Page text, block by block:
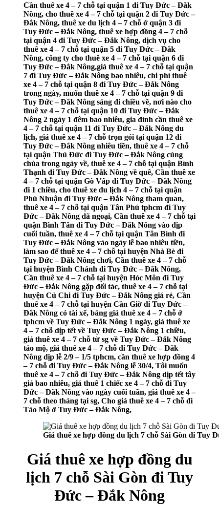
Cần thuê xe 4 – 7 chỗ tại quận 1 đi Tuy Đức – Đắk
Nông, cho thuê xe 4 – 7 chỗ tại quận 2 đi Tuy Đức –
Đắk Nông, thuê xe du lịch 4 – 7 chỗ ở quận 3 đi
Tuy Đức – Đắk Nông, thuê xe hợp đồng 4 – 7 chỗ
tại quận 4 đi Tuy Đức – Đắk Nông, dịch vụ cho
thuê xe 4 – 7 chỗ tại quận 5 đi Tuy Đức – Đắk
Nông, công ty cho thuê xe 4 – 7 chỗ tại quận 6 đi
Tuy Đức – Đắk Nông,giá thuê xe 4 – 7 chỗ tại quận
7 đi Tuy Đức – Đắk Nông bao nhiêu, chi phí thuê
xe 4 – 7 chỗ tại quận 8 đi Tuy Đức – Đắk Nông
trong ngày, muốn thuê xe 4 – 7 chỗ tại quận 9 đi
Tuy Đức – Đắk Nông sáng đi chiều về, nơi nào cho
thuê xe 4 – 7 chỗ tại quận 10 đi Tuy Đức – Đắk
Nông 2 ngày 1 đêm bao nhiêu, gia đình cần thuê xe
4 – 7 chỗ tại quận 11 đi Tuy Đức – Đắk Nông du
lịch, giá thuê xe 4 – 7 chỗ trọn gói tại quận 12 đi
Tuy Đức – Đắk Nông nhiêu tiền, thuê xe 4 – 7 chỗ
tại quận Thủ Đức đi Tuy Đức – Đắk Nông cúng
chùa trong ngày về, thuê xe 4 – 7 chỗ tại quận Bình
Thạnh đi Tuy Đức – Đắk Nông về quê, Cần thuê xe
4 – 7 chỗ tại quận Gò Vấp đi Tuy Đức – Đắk Nông
đi 1 chiều, cho thuê xe du lịch 4 – 7 chỗ tại quận
Phú Nhuận đi Tuy Đức – Đắk Nông tham quan,
thuê xe 4 – 7 chỗ tại quận Tân Phú tphcm đi Tuy
Đức – Đắk Nông dã ngoại, Cần thuê xe 4 – 7 chỗ tại
quận Bình Tân đi Tuy Đức – Đắk Nông vào dịp
cuối tuần, thuê xe 4 – 7 chỗ tại quận Tân Bình đi
Tuy Đức – Đắk Nông vào ngày lễ bao nhiêu tiền,
làm sao để thuê xe 4 – 7 chỗ tại huyện Nhà Bè đi
Tuy Đức – Đắk Nông chơi, Cần thuê xe 4 – 7 chỗ
tại huyện Bình Chánh đi Tuy Đức – Đắk Nông,
Cần thuê xe 4 – 7 chỗ tại huyện Hóc Môn đi Tuy
Đức – Đắk Nông gặp đối tác, thuê xe 4 – 7 chỗ tại
huyện Củ Chi đi Tuy Đức – Đắk Nông giá rẻ, Cần
thuê xe 4 – 7 chỗ tại huyện Cần Giờ đi Tuy Đức –
Đắk Nông có tài xế, bảng giá thuê xe 4 – 7 chỗ ở
tphcm về Tuy Đức – Đắk Nông 1 ngày, giá thuê xe
4 – 7 chỗ dịp tết về Tuy Đức – Đắk Nông 1 chiều,
giá thuê xe 4 – 7 chỗ từ sg về Tuy Đức – Đắk Nông
tảo mộ, giá thuê xe 4 – 7 chỗ đi Tuy Đức – Đắk
Nông dịp lễ 2/9 – 1/5 tphcm, cần thuê xe hợp đồng 4
– 7 chỗ đi Tuy Đức – Đắk Nông lễ 30/4, Tôi muốn
thuê xe 4 – 7 chỗ đi Tuy Đức – Đắk Nông dịp tết tây
giá bao nhiêu, giá thuê 1 chiếc xe 4 – 7 chỗ đi Tuy
Đức – Đắk Nông vào ngày cuối tuần, giá thuê xe 4 –
7 chỗ theo tháng tại sg, Cho giá thuê xe 4 – 7 chỗ đi
Tảo Mộ ở Tuy Đức – Đắk Nông,
Giá thuê xe hợp đồng du lịch 7 chỗ Sài Gòn đi Tuy
Giá thuê xe hợp đồng du
lịch 7 chỗ Sài Gòn đi Tuy
Đức – Đắk Nông